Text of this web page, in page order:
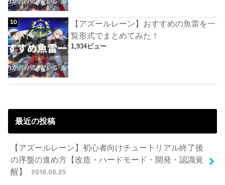
【アズールレーン】おすすめの魚雷を一
覧形式でまとめてみた！
1,934ビュー
最近の投稿
【アズールレーン】初心者向けチュートリアル終了後
の序盤の進め方【改造・ハードモード・開発・認識覚
醒】
2018.08.25